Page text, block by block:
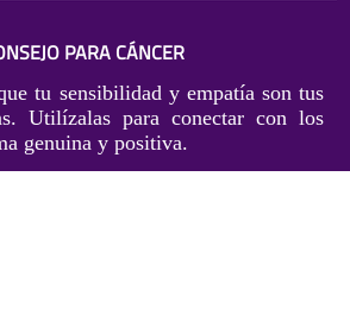
PARA CÁNCER
tu sensibilidad y empatía son tus
Utilízalas para conectar con los
genuina y positiva.